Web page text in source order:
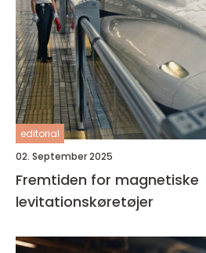
editorial
02. September 2025
Fremtiden for magnetiske
levitationskøretøjer